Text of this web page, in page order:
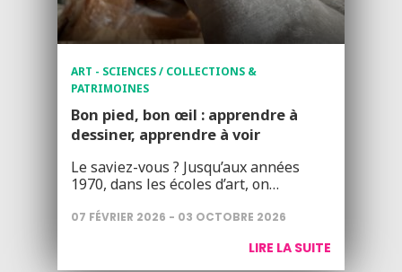
ART - SCIENCES / COLLECTIONS &
PATRIMOINES
Bon pied, bon œil : apprendre à
dessiner, apprendre à voir
Le saviez-vous ? Jusqu’aux années
1970, dans les écoles d’art, on…
07 FÉVRIER 2026 - 03 OCTOBRE 2026
LIRE LA SUITE